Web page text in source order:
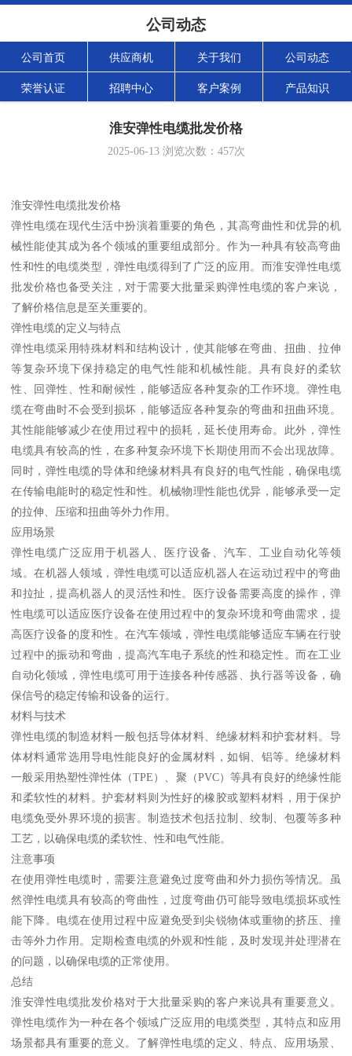
公司动态
公司首页 供应商机 关于我们 公司动态
荣誉认证 招聘中心 客户案例 产品知识
淮安弹性电缆批发价格
2025-06-13浏览次数： 457次
淮安弹性电缆批发价格
弹性电缆在现代生活中扮演着重要的角色，其高弯曲性和优异的机
械性能使其成为各个领域的重要组成部分。作为一种具有较高弯曲
性和性的电缆类型，弹性电缆得到了广泛的应用。而淮安弹性电缆
批发价格也备受关注，对于需要大批量采购弹性电缆的客户来说，
了解价格信息是至关重要的。
弹性电缆的定义与特点
弹性电缆采用特殊材料和结构设计，使其能够在弯曲、扭曲、拉伸
等复杂环境下保持稳定的电气性能和机械性能。具有良好的柔软
性、回弹性、性和耐候性，能够适应各种复杂的工作环境。弹性电
缆在弯曲时不会受到损坏，能够适应各种复杂的弯曲和扭曲环境。
其性能能够减少在使用过程中的损耗，延长使用寿命。此外，弹性
电缆具有较高的性，在多种复杂环境下长期使用而不会出现故障。
同时，弹性电缆的导体和绝缘材料具有良好的电气性能，确保电缆
在传输电能时的稳定性和性。机械物理性能也优异，能够承受一定
的拉伸、压缩和扭曲等外力作用。
应用场景
弹性电缆广泛应用于机器人、医疗设备、汽车、工业自动化等领
域。在机器人领域，弹性电缆可以适应机器人在运动过程中的弯曲
和拉扯，提高机器人的灵活性和性。医疗设备需要高度的操作，弹
性电缆可以适应医疗设备在使用过程中的复杂环境和弯曲需求，提
高医疗设备的度和性。在汽车领域，弹性电缆能够适应车辆在行驶
过程中的振动和弯曲，提高汽车电子系统的性和稳定性。而在工业
自动化领域，弹性电缆可用于连接各种传感器、执行器等设备，确
保信号的稳定传输和设备的运行。
材料与技术
弹性电缆的制造材料一般包括导体材料、绝缘材料和护套材料。导
体材料通常选用导电性能良好的金属材料，如铜、铝等。绝缘材料
一般采用热塑性弹性体（TPE）、聚（PVC）等具有良好的绝缘性能
和柔软性的材料。护套材料则为性好的橡胶或塑料材料，用于保护
电缆免受外界环境的损害。制造技术包括拉制、绞制、包覆等多种
工艺，以确保电缆的柔软性、性和电气性能。
注意事项
在使用弹性电缆时，需要注意避免过度弯曲和外力损伤等情况。虽
然弹性电缆具有较高的弯曲性，过度弯曲仍可能导致电缆损坏或性
能下降。电缆在使用过程中应避免受到尖锐物体或重物的挤压、撞
击等外力作用。定期检查电缆的外观和性能，及时发现并处理潜在
的问题，以确保电缆的正常使用。
总结
淮安弹性电缆批发价格对于大批量采购的客户来说具有重要意义。
弹性电缆作为一种在各个领域广泛应用的电缆类型，其特点和应用
场景都具有重要的意义。了解弹性电缆的定义、特点、应用场景、